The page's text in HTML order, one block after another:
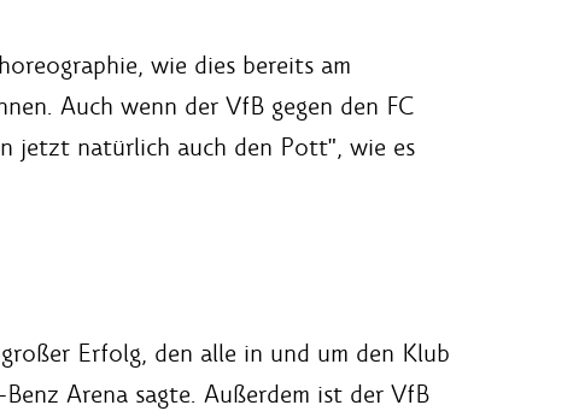
wie dies bereits am
Auch wenn der VfB gegen den FC
jetzt natürlich auch den Pott", wie es
Erfolg, den alle in und um den Klub
Arena sagte. Außerdem ist der VfB